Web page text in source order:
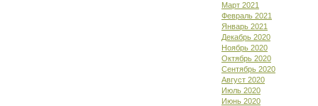
Март 2021
Февраль 2021
Январь 2021
Декабрь 2020
Ноябрь 2020
Октябрь 2020
Сентябрь 2020
Август 2020
Июль 2020
Июнь 2020